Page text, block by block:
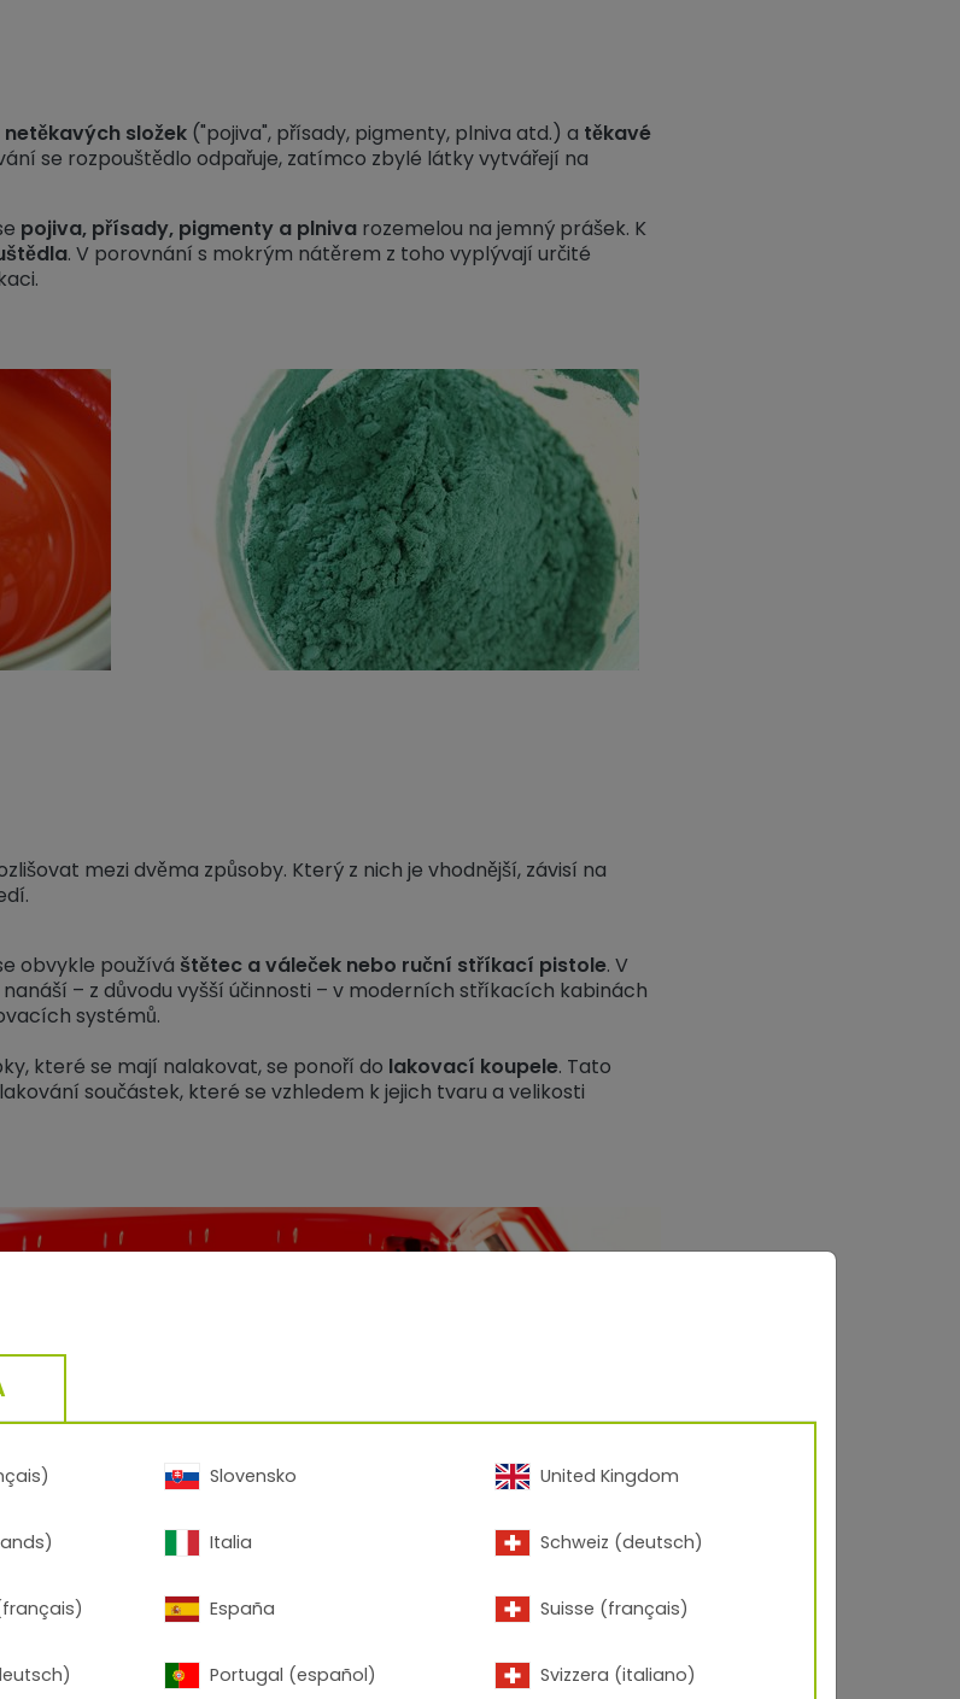
netěkavých složek ("pojiva", přísady, pigmenty, plniva atd.) a těkavé
se rozpouštědlo odpařuje, zatímco zbylé látky vytvářejí na
pojiva, přísady, pigmenty a plniva rozemelou na jemný prášek. K
. V porovnání s mokrým nátěrem z toho vyplývají určité
mezi dvěma způsoby. Který z nich je vhodnější, závisí na
obvykle používá štětec a váleček nebo ruční stříkací pistole. V
– z důvodu vyšší účinnosti – v moderních stříkacích kabinách
systémů.
které se mají nalakovat, se ponoří do lakovací koupele. Tato
součástek, které se vzhledem k jejich tvaru a velikosti
Slovensko
Italia
España
Portugal (español)
United Kingdom
Schweiz (deutsch)
Suisse (français)
Svizzera (italiano)